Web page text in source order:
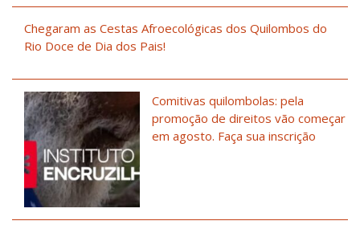
Chegaram as Cestas Afroecológicas dos Quilombos do
Rio Doce de Dia dos Pais!
Comitivas quilombolas: pela
promoção de direitos vão começar
em agosto. Faça sua inscrição